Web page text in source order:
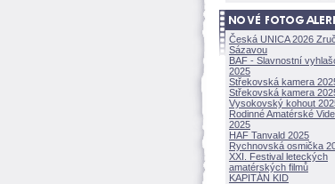
Česká UNICA 2026
Sázavou
BAF - Slavnostní
2025
Střekovská kamera
Střekovská kamera
Vysokovský kohout
Rodinné Amatérské
2025
HAF Tanvald 2025
Rychnovská osmička
XXI. Festival leteckých
amatérských filmů
KAPITÁN KID